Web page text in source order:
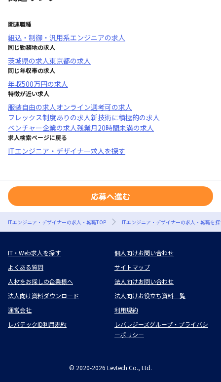
関連職種
組込・制御・汎用系エンジニアの求人
同じ勤務地の求人
茨城県の求人東京都の求人
同じ年収帯の求人
年収500万円の求人
特徴が近い求人
服装自由の求人オンライン選考可の求人
フレックス制度あり の求人新技術に積極的の求人
ベンチャー企業の求人残業月20時間未満の求人
求人検索ページに戻る
ITエンジニア・デザイナー求人を探す
応募へ進む
ITエンジニア・デザイナーの求人・転職TOP ITエンジニア・デザイナーの求人・転職を
IT・Web求人を探す
個人向けお問い合わせ
よくある質問
サイトマップ
人材をお探しの企業様へ
法人向けお問い合わせ
法人向け資料ダウンロード
法人向けお役立ち資料一覧
運営会社
利用規約
レバテックID利用規約
レバレジーズグループ・プライバシ
ーポリシー
© 2020-2026 Levtech Co., Ltd.